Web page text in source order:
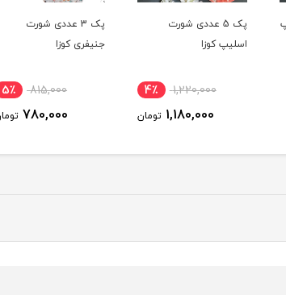
پک 3 عددی شورت
جنیفری کوزا
815,000 5٪
780,000 تومان
پک 3 عددی شورت
اسلیپ براک
ناموجود